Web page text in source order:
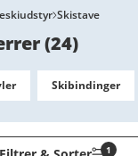
Skistave
(24)
Skibindinger
1